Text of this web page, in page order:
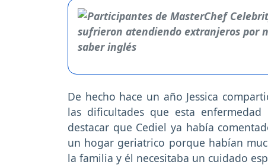
De hecho hace un año Jessica
las dificultades que esta
destacar que Cediel ya había
un hogar geriatrico porque habían
la familia y él necesitaba un cuidado